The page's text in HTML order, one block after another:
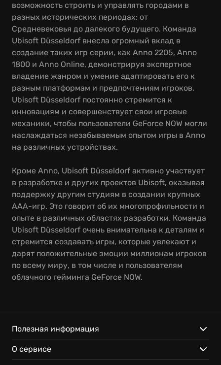
возможность строить и управлять городами в
разных исторических периодах: от
Средневековья до далекого будущего. Команда
Ubisoft Düsseldorf внесла огромный вклад в
создание таких игр серии, как Anno 2205, Anno
1800 и Anno Online, демонстрируя экспертное
владение жанром и умение адаптировать его к
разным платформам и предпочтениям игроков.
Ubisoft Düsseldorf постоянно стремится к
инновациям и совершенствует свои игровые
механики, чтобы пользователи GeForce NOW могли
наслаждаться незабываемым опытом игры в Anno
на различных устройствах.
Кроме Anno, Ubisoft Düsseldorf активно участвует
в разработке и других проектов Ubisoft, оказывая
поддержку другим студиям в создании крупных
AAA-игр. Это говорит об их многопрофильности и
опыте в различных областях разработки. Команда
Ubisoft Düsseldorf очень внимательна к деталям и
стремится создавать игры, которые увлекают и
дарят положительные эмоции миллионам игроков
по всему миру, в том числе и пользователям
облачного гейминга GeForce NOW.
Полезная информация
О сервисе